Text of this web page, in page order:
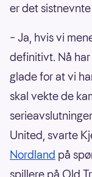
er det
– Ja, hvis vi
definitivt. Nå
glade for at vi
skal vekte de
United, svarte
Nordland på